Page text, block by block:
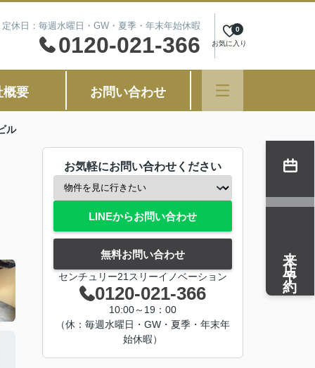
休日：毎週水曜日・GW・夏季・年末年始休暇
0120-021-366 お気に入り
0
概要 お問い合わせ
ル
お気軽にお問い合わせください
LINEからお問い合わせ
無料お問い合わせ
センチュリー21スリーイノベーション
0120-021-366
10:00～19：00
（休：毎週水曜日・GW・夏季・年末年
始休暇）
来店予約